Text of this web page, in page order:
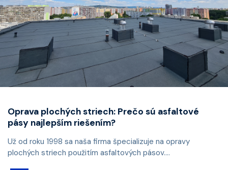
Oprava plochých striech: Prečo sú asfaltové
pásy najlepším riešením?
Už od roku 1998 sa naša firma špecializuje na opravy
plochých striech použitím asfaltových pásov....